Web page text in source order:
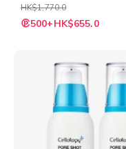
HK$1,770.0
500+HK$655.0